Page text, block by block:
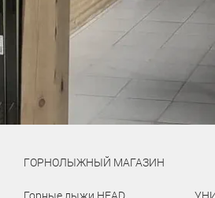
ГОРНОЛЫЖНЫЙ МАГАЗИН